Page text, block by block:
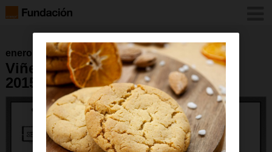
enero 2017
Viñeta del 28 de septiembre de
2015